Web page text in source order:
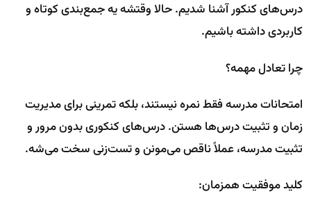
درس‌های کنکور آشنا شدیم. حالا وقتشه یه جمع‌بندی کوتاه و
کاربردی داشته باشیم.
چرا تعادل مهمه؟
امتحانات مدرسه فقط نمره نیستند، بلکه تمرینی برای مدیریت
زمان و تثبیت درس‌ها هستن. درس‌های کنکوری بدون مرور و
تثبیت مدرسه، عملاً ناقص می‌مونن و تست‌زنی سخت می‌شه.
کلید موفقیت همزمان: